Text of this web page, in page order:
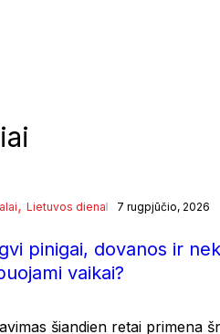
, Lietuvos diena 7 rugpjūčio, 2026
pinigai, dovanos ir
vaikai?
šiandien retai primena